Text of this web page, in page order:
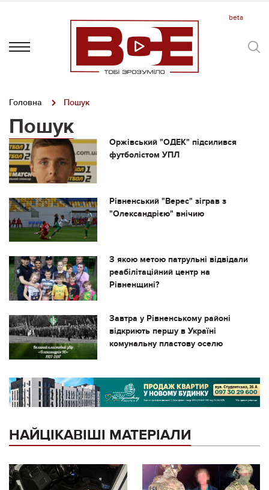
Головна Пошук
Пошук
Оржівський "ОДЕК" підсилився
футболістом УПЛ
Рівненський "Верес" зіграв з
"Олександрією" внічию
З якою метою патрульні відвідали
реабілітаційний центр на
Рівненщині?
Завтра у Рівненському районі
відкриють першу в Україні
комунальну пластову оселю
НАЙЦІКАВІШІ МАТЕРІАЛИ